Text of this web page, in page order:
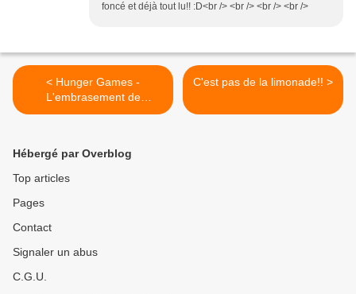
foncé et déjà tout lu!! :D<br /> <br /> <br /> <br />
< Hunger Games -
L'embrasement de
Suzanne Collins
C'est pas de la limonade!! >
Hébergé par Overblog
Top articles
Pages
Contact
Signaler un abus
C.G.U.